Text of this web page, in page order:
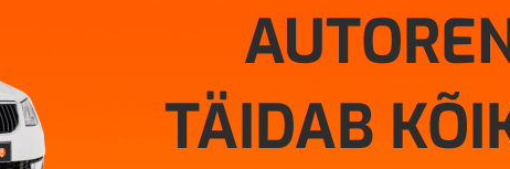
TÄIDAB